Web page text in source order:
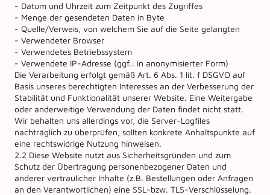
- Datum und Uhrzeit zum Zeitpunkt des Zugriffes
- Menge der gesendeten Daten in Byte
- Quelle/Verweis, von welchem Sie auf die Seite gelangten
- Verwendeter Browser
- Verwendetes Betriebssystem
- Verwendete IP-Adresse (ggf.: in anonymisierter Form)
Die Verarbeitung erfolgt gemäß Art. 6 Abs. 1 lit. f DSGVO auf
Basis unseres berechtigten Interesses an der Verbesserung der
Stabilität und Funktionalität unserer Website. Eine Weitergabe
oder anderweitige Verwendung der Daten findet nicht statt.
Wir behalten uns allerdings vor, die Server-Logfiles
nachträglich zu überprüfen, sollten konkrete Anhaltspunkte auf
eine rechtswidrige Nutzung hinweisen.
2.2 Diese Website nutzt aus Sicherheitsgründen und zum
Schutz der Übertragung personenbezogener Daten und
anderer vertraulicher Inhalte (z.B. Bestellungen oder Anfragen
an den Verantwortlichen) eine SSL-bzw. TLS-Verschlüsselung.